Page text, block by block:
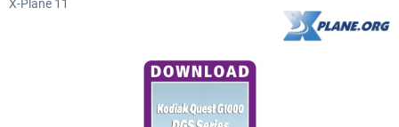
X-Plane 11